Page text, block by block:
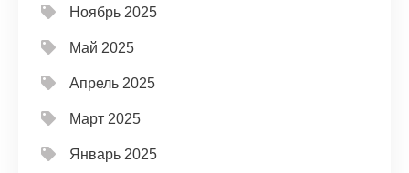
Ноябрь 2025
Май 2025
Апрель 2025
Март 2025
Январь 2025